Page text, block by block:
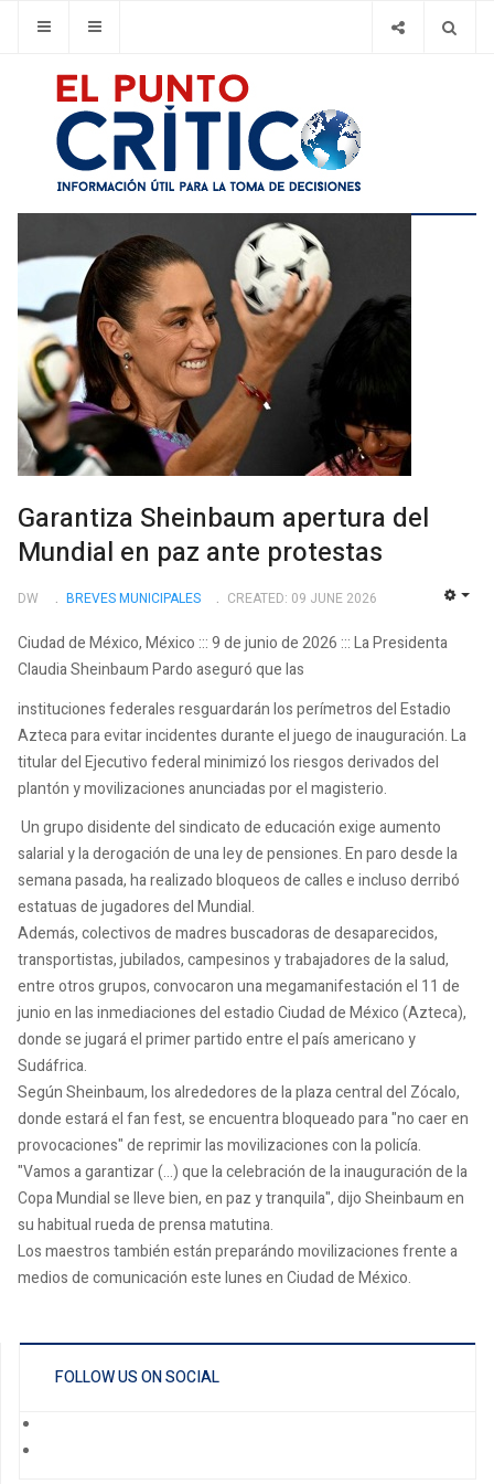
Garantiza Sheinbaum apertura del
Mundial en paz ante protestas
DW BREVES MUNICIPALES CREATED: 09 JUNE 2026
Ciudad de México, México ::: 9 de junio de 2026 ::: La Presidenta
Claudia Sheinbaum Pardo aseguró que las
instituciones federales resguardarán los perímetros del Estadio
Azteca para evitar incidentes durante el juego de inauguración. La
titular del Ejecutivo federal minimizó los riesgos derivados del
plantón y movilizaciones anunciadas por el magisterio.
Un grupo disidente del sindicato de educación exige aumento
salarial y la derogación de una ley de pensiones. En paro desde la
semana pasada, ha realizado bloqueos de calles e incluso derribó
estatuas de jugadores del Mundial.
Además, colectivos de madres buscadoras de desaparecidos,
transportistas, jubilados, campesinos y trabajadores de la salud,
entre otros grupos, convocaron una megamanifestación el 11 de
junio en las inmediaciones del estadio Ciudad de México (Azteca),
donde se jugará el primer partido entre el país americano y
Sudáfrica.
Según Sheinbaum, los alrededores de la plaza central del Zócalo,
donde estará el fan fest, se encuentra bloqueado para "no caer en
provocaciones" de reprimir las movilizaciones con la policía.
"Vamos a garantizar (...) que la celebración de la inauguración de la
Copa Mundial se lleve bien, en paz y tranquila", dijo Sheinbaum en
su habitual rueda de prensa matutina.
Los maestros también están preparándo movilizaciones frente a
medios de comunicación este lunes en Ciudad de México.
FOLLOW US ON SOCIAL